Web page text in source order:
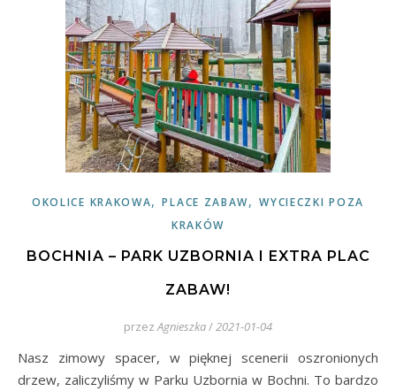
OKOLICE KRAKOWA,PLACE ZABAW,WYCIECZKI POZA
KRAKÓW
BOCHNIA – PARK UZBORNIA I EXTRA PLAC
ZABAW!
przez Agnieszka/2021-01-04
Nasz zimowy spacer, w pięknej scenerii oszronionych
drzew, zaliczyliśmy w Parku Uzbornia w Bochni. To bardzo